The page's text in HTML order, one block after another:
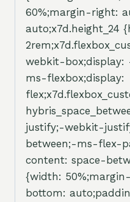
60%;margin-right:
auto;x7d.height_24
webkit-
ms-flexbox;display:
justify;-webkit-
between;-ms-flex-
content: space-
{width:
bottom: